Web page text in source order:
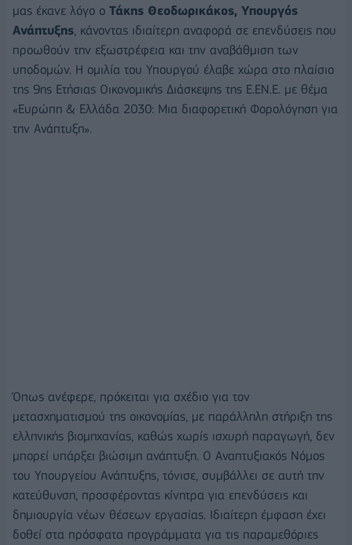
μας έκανε λόγο ο Τάκης Θεοδωρικάκος, Υπουργός
Ανάπτυξης, κάνοντας ιδιαίτερη αναφορά σε επενδύσεις που
προωθούν την εξωστρέφεια και την αναβάθμιση των
υποδομών. Η ομιλία του Υπουργού έλαβε χώρα στο πλαίσιο
της 9ης Ετήσιας Οικονομικής Διάσκεψης της Ε.ΕΝ.Ε. με θέμα
«Ευρώπη & Ελλάδα 2030: Μια διαφορετική Φορολόγηση για
την Ανάπτυξη».
Όπως ανέφερε, πρόκειται για σχέδιο για τον
μετασχηματισμού της οικονομίας, με παράλληλη στήριξη της
ελληνικής βιομηχανίας, καθώς χωρίς ισχυρή παραγωγή, δεν
μπορεί υπάρξει βιώσιμη ανάπτυξη. Ο Αναπτυξιακός Νόμος
του Υπουργείου Ανάπτυξης, τόνισε, συμβάλλει σε αυτή την
κατεύθυνση, προσφέροντας κίνητρα για επενδύσεις και
δημιουργία νέων θέσεων εργασίας. Ιδιαίτερη έμφαση έχει
δοθεί στα πρόσφατα προγράμματα για τις παραμεθόριες